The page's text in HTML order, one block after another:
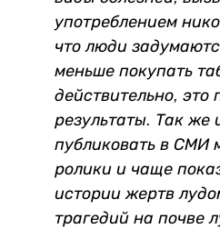
употреблением
что люди
меньше покупать
действительно, это
результаты. Так
публиковать в СМИ
ролики и чаще
истории жертв
трагедий на почве